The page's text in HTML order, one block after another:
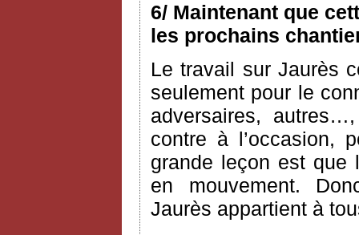
6/ Maintenant que
les prochains
Le travail sur Jaurès
seulement pour le
adversaires,
contre à l’occasion,
grande leçon est que
en mouvement.
Jaurès appartient à